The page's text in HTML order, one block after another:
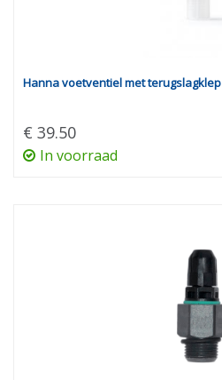
Hanna voetventiel met terugslagklep
€ 39.50
In voorraad